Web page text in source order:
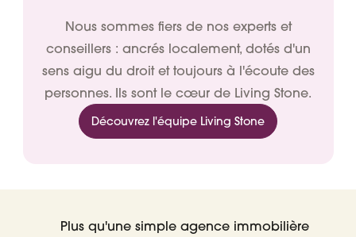
Nous sommes fiers de nos experts et
conseillers : ancrés localement, dotés d'un
sens aigu du droit et toujours à l'écoute des
personnes. Ils sont le cœur de Living Stone.
Découvrez l'équipe Living Stone
Plus qu'une simple agence immobilière